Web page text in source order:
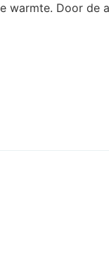
warmte. Door